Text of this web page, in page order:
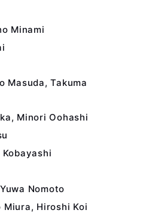
Minami
Masuda, Takuma
Minori Oohashi
Kobayashi
Nomoto
Miura, Hiroshi Koi